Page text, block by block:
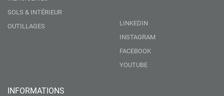
SOLS & INTÉRIEUR
OUTILLAGES
LINKEDIN
INSTAGRAM
FACEBOOK
YOUTUBE
INFORMATIONS